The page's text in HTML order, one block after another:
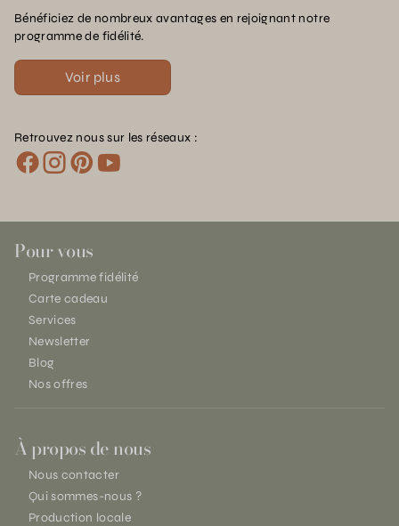
Bénéficiez de nombreux avantages en rejoignant notre
programme de fidélité.
Voir plus
Retrouvez nous sur les réseaux :
Pour vous
Programme fidélité
Carte cadeau
Services
Newsletter
Blog
Nos offres
À propos de nous
Nous contacter
Qui sommes-nous ?
Production locale